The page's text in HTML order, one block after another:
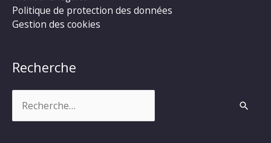
Politique de protection des données
Gestion des cookies
Recherche